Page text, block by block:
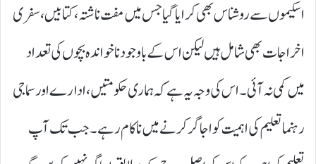
اسکیموں سے روشناس بھی کرایا گیا جس میں مفت ناشتہ، کتابیں، سفری
اخراجات بھی شامل ہیں لیکن اس کے باوجود ناخواندہ بچوں کی تعداد
میں کمی نہ آئی۔ اس کی وجہ یہ ہے کہ ہماری حکومتیں، ادارے اور سماجی
رہنما تعلیم کی اہمیت کو اجاگر کرنے میں ناکام رہے۔ جب تک آپ